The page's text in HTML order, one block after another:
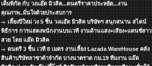
เต็มพิกัด กับ วงแอ๊ด มิวสิค...ดนตรีราคาประหยัด...งาน
คุณภาพ..มั่นใจด้วยประสบการ
เลี้ยงปีใหม่ วง 5 ชิ้น วงแอ๊ด มิวสิค บริษัทฯ สนุกสนาน สไตน์
พิธีการ การแสดงพนักงานบนเวที งานด้านแสง+เสียง+แดนซ์สาว
สวย โดย แอ๊ด มิวสิค
ดนตรี 3 ชิ้น เวที 8 เมตร งานเลี้ยง Lazada WareHouse คลัง
สินค้าบริษัทลาซาด้าจำกัด บางนาตราด กม.19 ทีมงาน แอ๊ด